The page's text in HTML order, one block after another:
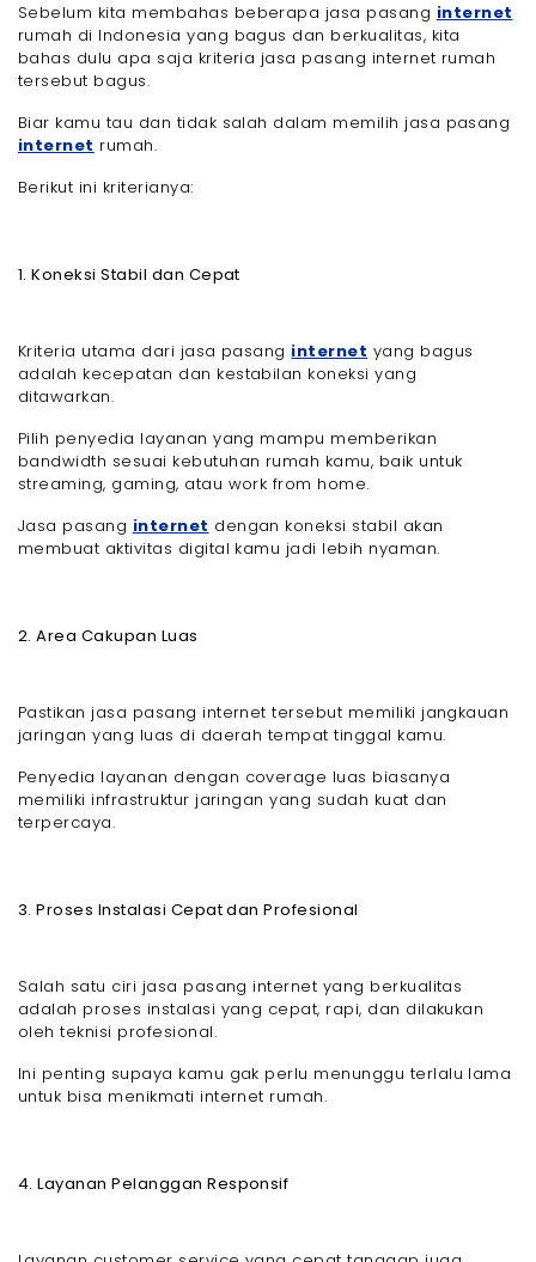
Sebelum kita membahas beberapa jasa pasang internet
rumah di Indonesia yang bagus dan berkualitas, kita
bahas dulu apa saja kriteria jasa pasang internet rumah
tersebut bagus.
Biar kamu tau dan tidak salah dalam memilih jasa pasang
internet rumah.
Berikut ini kriterianya:
1. Koneksi Stabil dan Cepat
Kriteria utama dari jasa pasang internet yang bagus
adalah kecepatan dan kestabilan koneksi yang
ditawarkan.
Pilih penyedia layanan yang mampu memberikan
bandwidth sesuai kebutuhan rumah kamu, baik untuk
streaming, gaming, atau work from home.
Jasa pasang internet dengan koneksi stabil akan
membuat aktivitas digital kamu jadi lebih nyaman.
2. Area Cakupan Luas
Pastikan jasa pasang internet tersebut memiliki jangkauan
jaringan yang luas di daerah tempat tinggal kamu.
Penyedia layanan dengan coverage luas biasanya
memiliki infrastruktur jaringan yang sudah kuat dan
terpercaya.
3. Proses Instalasi Cepat dan Profesional
Salah satu ciri jasa pasang internet yang berkualitas
adalah proses instalasi yang cepat, rapi, dan dilakukan
oleh teknisi profesional.
Ini penting supaya kamu gak perlu menunggu terlalu lama
untuk bisa menikmati internet rumah.
4. Layanan Pelanggan Responsif